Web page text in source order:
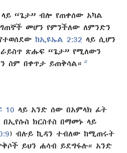
“ጌታ” ብሎ የጠቀሰው አካል
መሆን የምንችለው ለምንድን
ከኢዩኤል 2:32 ላይ ሲሆን
ጽሑፍ “ጌታ” የሚለውን
ስም በቀጥታ ይጠቅሳል። b
10 ላይ አንድ ሰው በአምላክ ፊት
ክርስቶስ በማመኑ ላይ
) ብሉይ ኪዳን ተብለው ከሚጠሩት
ይህን ሐሳብ ይደግፋሉ። አንድ